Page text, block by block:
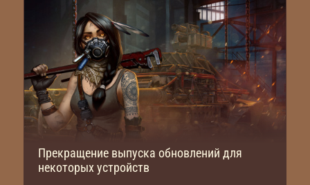
Прекращение выпуска обновлений для
некоторых устройств